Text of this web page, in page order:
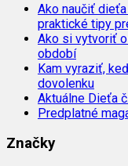
Ako naučiť
praktické tipy
Ako si vytvoriť
období
Kam vyraziť,
dovolenku
Aktuálne Dieťa
Predplatné
Značky